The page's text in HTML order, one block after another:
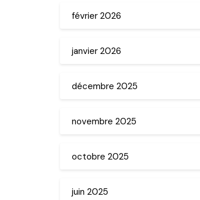
février 2026
janvier 2026
décembre 2025
novembre 2025
octobre 2025
juin 2025